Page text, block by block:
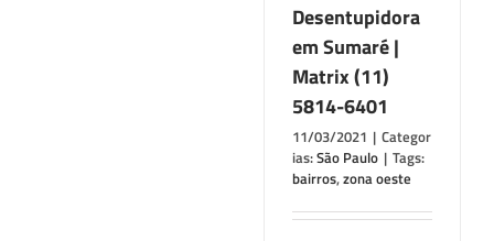
Desentupidora
em Sumaré |
Matrix (11)
5814-6401
11/03/2021 | Categor
ias:São Paulo | Tags:
bairros,zona oeste